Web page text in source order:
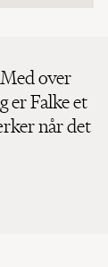
over
er Falke et
når det